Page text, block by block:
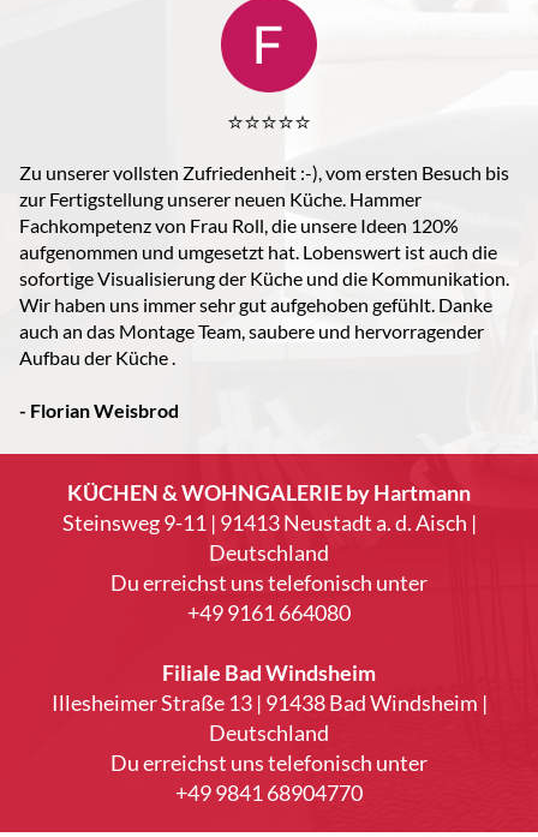
⭐️⭐️⭐️⭐️⭐️
Zu unserer vollsten Zufriedenheit :-), vom ersten Besuch bis
zur Fertigstellung unserer neuen Küche. Hammer
Fachkompetenz von Frau Roll, die unsere Ideen 120%
aufgenommen und umgesetzt hat. Lobenswert ist auch die
sofortige Visualisierung der Küche und die Kommunikation.
Wir haben uns immer sehr gut aufgehoben gefühlt. Danke
auch an das Montage Team, saubere und hervorragender
Aufbau der Küche .
- Florian Weisbrod
KÜCHEN & WOHNGALERIE by Hartmann
Steinsweg 9-11 | 91413 Neustadt a. d. Aisch |
Deutschland
Du erreichst uns telefonisch unter
+49 9161 664080
Filiale Bad Windsheim
Illesheimer Straße 13 | 91438 Bad Windsheim |
Deutschland
Du erreichst uns telefonisch unter
+49 9841 68904770